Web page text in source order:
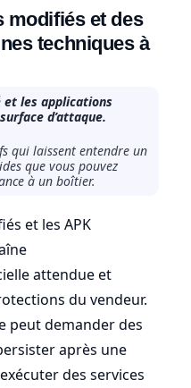
modifiés et des
techniques à
les applications
d’attaque.
qui laissent entendre un
que vous pouvez
à un boîtier.
et les APK
attendue et
du vendeur.
peut demander des
après une
des services